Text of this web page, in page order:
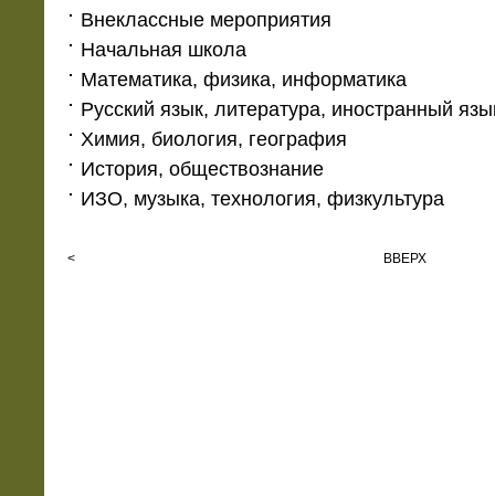
Внеклассные мероприятия
Начальная школа
Математика, физика, информатика
Русский язык, литература, иностранный
Химия, биология, география
История, обществознание
ИЗО, музыка, технология, физкультура
< ВВЕРХ